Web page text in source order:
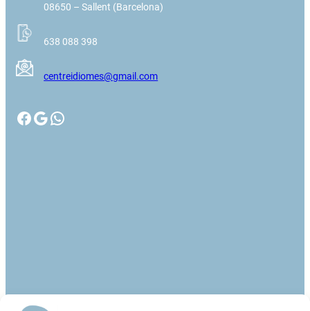
08650 – Sallent (Barcelona)
638 088 398
centreidiomes@gmail.com
Facebook Google WhatsApp